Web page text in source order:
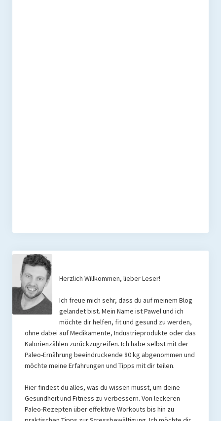
Herzlich Willkommen, lieber Leser!
Ich freue mich sehr, dass du auf meinem Blog
gelandet bist. Mein Name ist Pawel und ich
möchte dir helfen, fit und gesund zu werden,
ohne dabei auf Medikamente, Industrieprodukte oder das
Kalorienzählen zurückzugreifen. Ich habe selbst mit der
Paleo-Ernährung beeindruckende 80 kg abgenommen und
möchte meine Erfahrungen und Tipps mit dir teilen.
Hier findest du alles, was du wissen musst, um deine
Gesundheit und Fitness zu verbessern. Von leckeren
Paleo-Rezepten über effektive Workouts bis hin zu